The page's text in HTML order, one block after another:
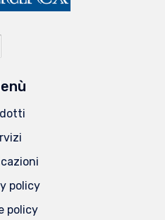
policy
policy